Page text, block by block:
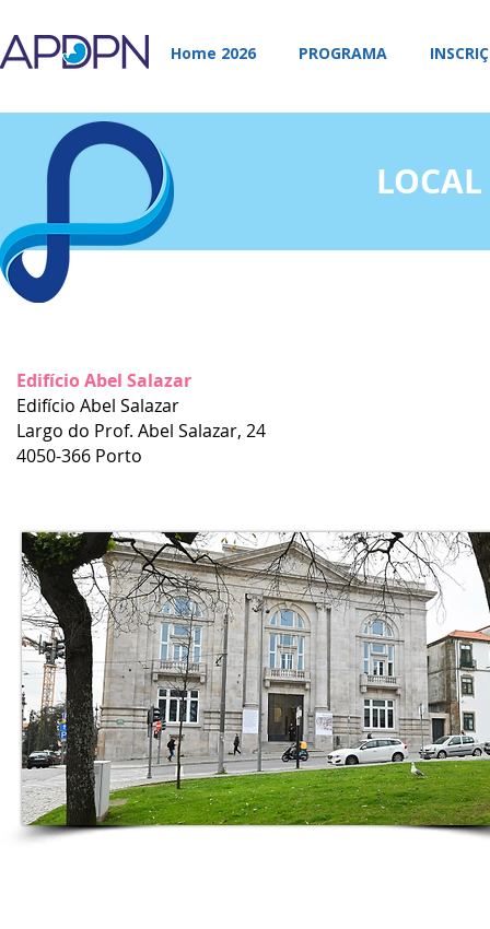
Home 2026 PROGRAMA
Edifício Abel Salazar
Edifício Abel Salazar
Largo do Prof. Abel Salazar, 24
4050-366 Porto